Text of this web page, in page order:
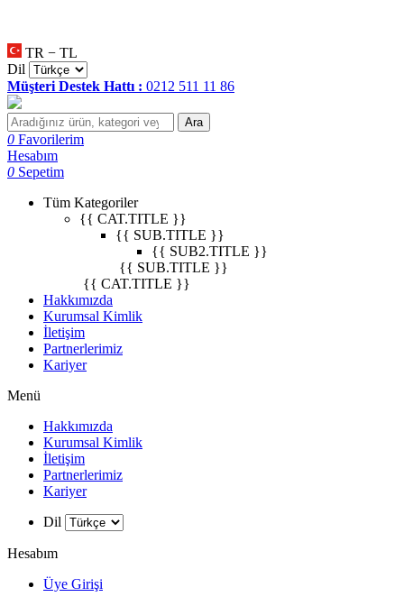
TR − TL
Dil
Müşteri Destek Hattı : 0212 511 11 86
Ara
0 Favorilerim
Hesabım
0 Sepetim
Tüm Kategoriler
{{ CAT.TITLE }}
{{ SUB.TITLE }}
{{ SUB2.TITLE }}
{{ SUB.TITLE }}
{{ CAT.TITLE }}
Hakkımızda
Kurumsal Kimlik
İletişim
Partnerlerimiz
Kariyer
Menü
Hakkımızda
Kurumsal Kimlik
İletişim
Partnerlerimiz
Kariyer
Dil
Hesabım
Üye Girişi